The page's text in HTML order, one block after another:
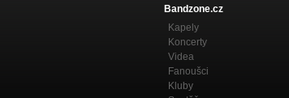
Bandzone.cz
Kapely
Koncerty
Videa
Fanoušci
Kluby